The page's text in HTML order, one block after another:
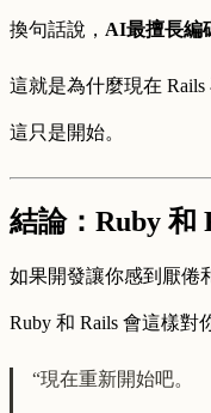
換句話說， AI最擅長編
這就是為什麼現在 Rails
這只是開始。
結論：Ruby 和
如果開發讓你感到厭倦
Ruby 和 Rails 會這樣對
“現在重新開始吧。